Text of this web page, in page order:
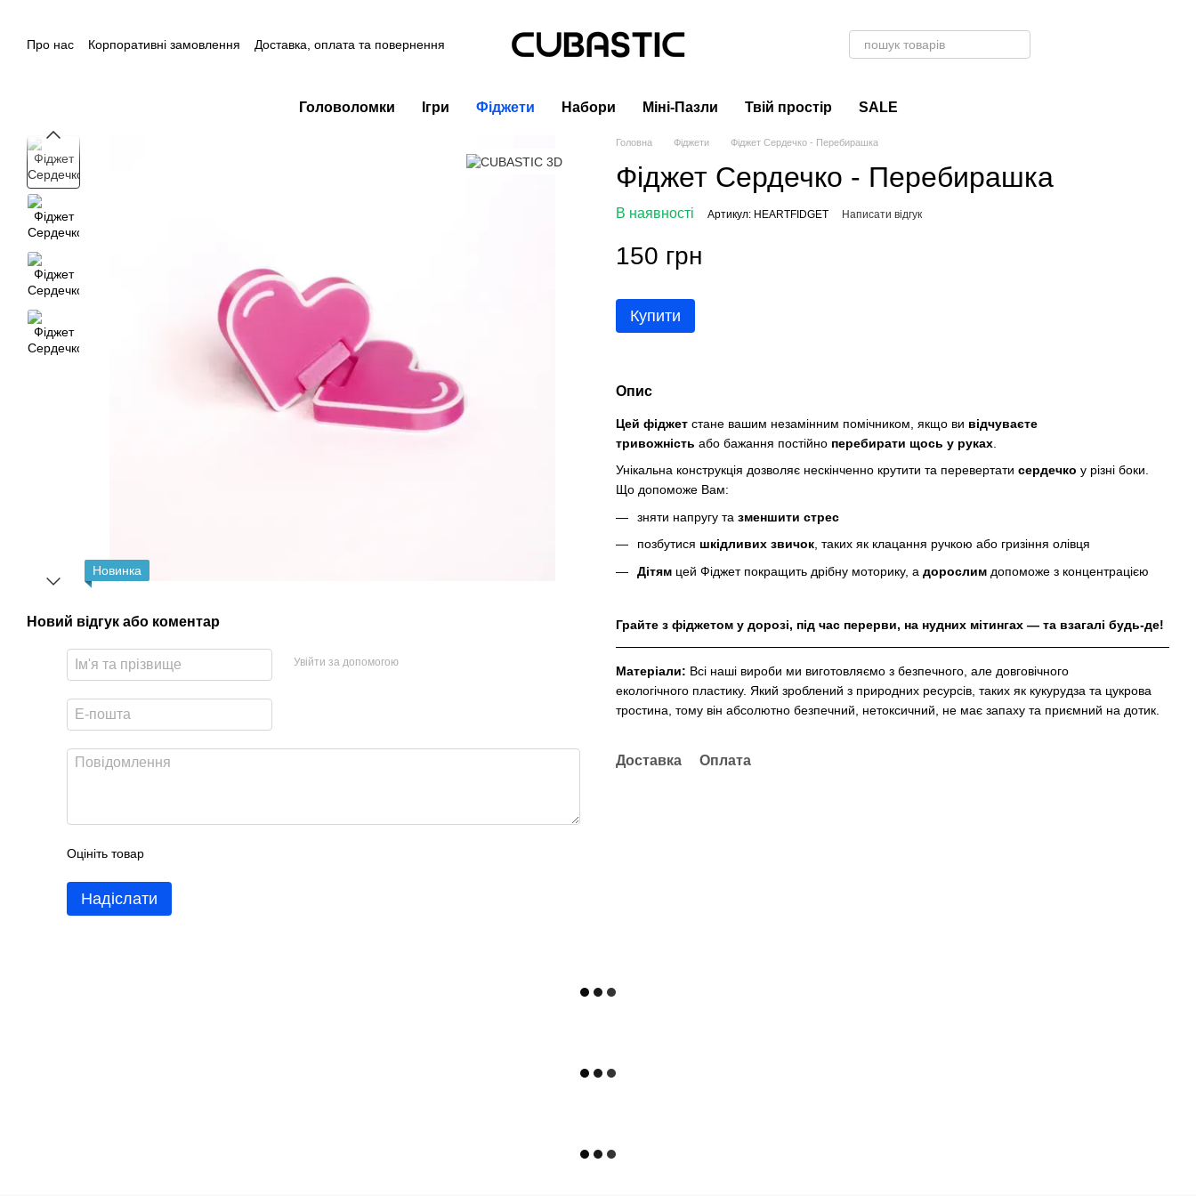
Про нас Корпоративні замовлення
Доставка, оплата та повернення
Головоломки Ігри Фіджети Набори Міні-Пазли Твій простір SALE
Новинка
Новий відгук або коментар
Увійти за допомогою
Оцініть товар
Надіслати
Головна Фіджети Фіджет Сердечко - Перебирашка
Фіджет Сердечко - Перебирашка
В наявності Артикул: HEARTFIDGET Написати відгук
150 грн
Купити
Опис
Цей фіджет стане вашим незамінним помічником, якщо ви відчуваєте
тривожність або бажання постійно перебирати щось у руках
Унікальна конструкція дозволяє нескінченно крутити та перевертати сердечко у різні боки.
Що допоможе Вам:
зняти напругу та зменшити стрес
позбутися шкідливих звичок , таких як клацання ручкою або гризіння олівця
Дітям цей Фіджет покращить дрібну моторику, а дорослим допоможе з концентрацією
Грайте з фіджетом у дорозі, під час перерви, на нудних мітингах — та взагалі будь-де!
Матеріали: Всі наші вироби ми виготовляємо з безпечного, але довговічного
екологічного пластику. Який зроблений з природних ресурсів, таких як кукурудза та цукрова
тростина, тому він абсолютно безпечний, нетоксичний, не має запаху та приємний на дотик.
Доставка Оплата